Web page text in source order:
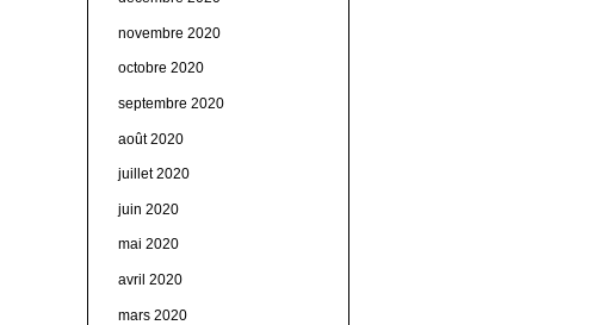
novembre 2020
octobre 2020
septembre 2020
août 2020
juillet 2020
juin 2020
mai 2020
avril 2020
mars 2020